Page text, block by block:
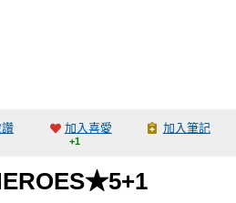
加入喜愛
+1
加入筆記